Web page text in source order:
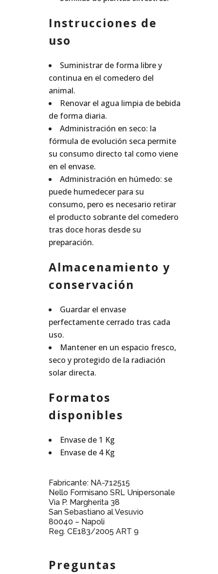
Instrucciones de
uso
Suministrar de forma libre y
continua en el comedero del
animal.
Renovar el agua limpia de bebida
de forma diaria.
Administración en seco: la
fórmula de evolución seca permite
su consumo directo tal como viene
en el envase.
Administración en húmedo: se
puede humedecer para su
consumo, pero es necesario retirar
el producto sobrante del comedero
tras doce horas desde su
preparación.
Almacenamiento y
conservación
Guardar el envase
perfectamente cerrado tras cada
uso.
Mantener en un espacio fresco,
seco y protegido de la radiación
solar directa.
Formatos
disponibles
Envase de 1 Kg
Envase de 4 Kg
Fabricante: NA-712515
Nello Formisano SRL Unipersonale
Via P. Margherita 38
San Sebastiano al Vesuvio
80040 – Napoli
Reg. CE183/2005 ART 9
Preguntas